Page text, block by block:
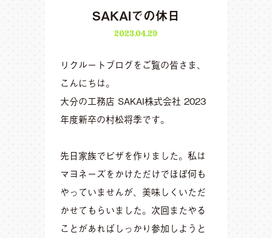
SAKAIでの休日
2023.04.29
リクルートブログをご覧の皆さま、
こんにちは。
大分の工務店 SAKAI株式会社 2023
年度新卒の村松将季です。
先日家族でピザを作りました。私は
マヨネーズをかけただけでほぼ何も
やっていませんが、美味しくいただ
かせてもらいました。次回またやる
ことがあればしっかり参加しようと